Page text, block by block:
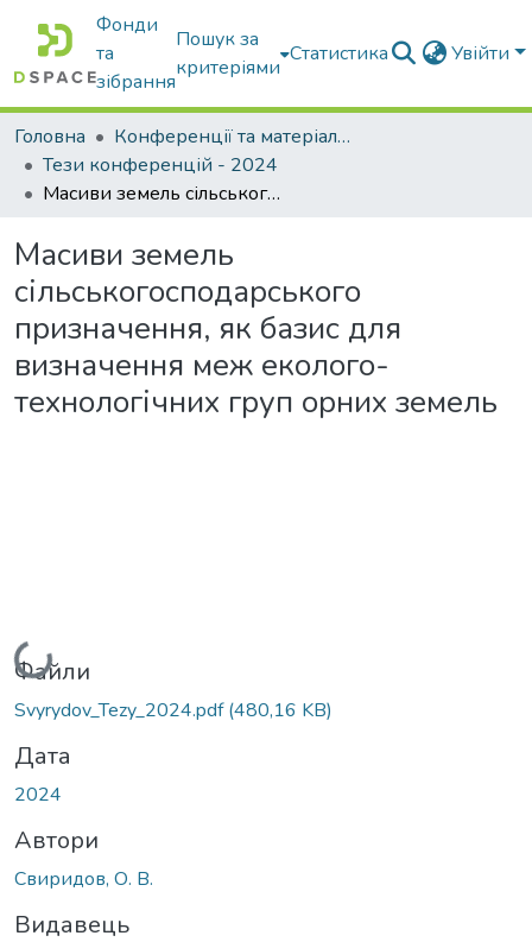
Фонди
та
зібрання
Пошук за
критеріями
Статистика Увійти
Головна
Конференції та матеріали конференцій
Тези конференцій - 2024
Масиви земель сільськогосподарського призначення, як базис для визначення меж еколого-технологічних груп орних земель
Масиви земель
сільськогосподарського
призначення, як базис для
визначення меж еколого-
технологічних груп орних земель
Вантажиться...
Файли
Svyrydov_Tezy_2024.pdf(480,16 KB)
Дата
2024
Автори
Свиридов, О. В.
Видавець